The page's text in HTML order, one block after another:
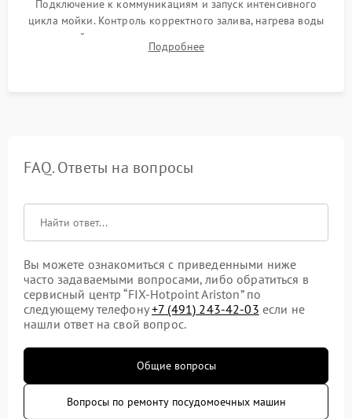
Подключение к коммуникациям и запуск интенсивного
цикла мойки. Контроль корректного залива, нагрева воды
до нужной температуры, отсутствия посторонних шумов,
штатного слива и абсолютной сухости в поддоне.
Подробнее
FAQ. Ответы на вопросы
Вы можете ознакомиться с приведенными ниже
часто задаваемыми вопросами, либо обратиться в
сервисный центр “FIX-Hotpoint Ariston” по
следующему телефону+7 (491) 243-42-03 если не
нашли ответ на свой вопрос.
Общие вопросы
Вопросы по ремонту посудомоечных машин